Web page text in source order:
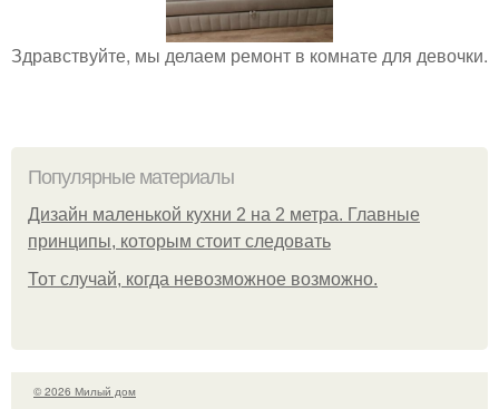
Здравствуйте, мы делаем ремонт в комнате для девочки.
Популярные материалы
Дизайн маленькой кухни 2 на 2 метра. Главные
принципы, которым стоит следовать
Тот случай, когда невозможное возможно.
© 2026 Милый дом